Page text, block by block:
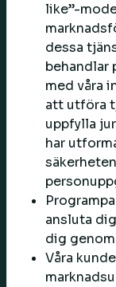
like”-
dessa
behandlar
med våra
att utföra
uppfylla
har
ansluta
dig
Våra